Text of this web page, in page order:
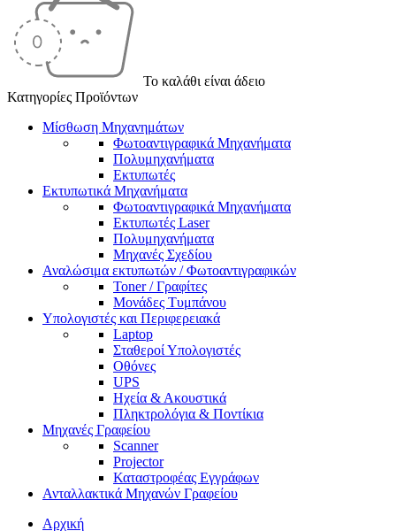
Το καλάθι είναι άδειο
Κατηγορίες Προϊόντων
Μίσθωση Μηχανημάτων
Φωτοαντιγραφικά Μηχανήματα
Πολυμηχανήματα
Εκτυπωτές
Εκτυπωτικά Μηχανήματα
Φωτοαντιγραφικά Μηχανήματα
Εκτυπωτές Laser
Πολυμηχανήματα
Μηχανές Σχεδίου
Αναλώσιμα εκτυπωτών / Φωτοαντιγραφικών
Toner / Γραφίτες
Μονάδες Τυμπάνου
Υπολογιστές και Περιφερειακά
Laptop
Σταθεροί Υπολογιστές
Οθόνες
UPS
Ηχεία & Ακουστικά
Πληκτρολόγια & Ποντίκια
Μηχανές Γραφείου
Scanner
Projector
Καταστροφέας Εγγράφων
Ανταλλακτικά Μηχανών Γραφείου
Αρχική